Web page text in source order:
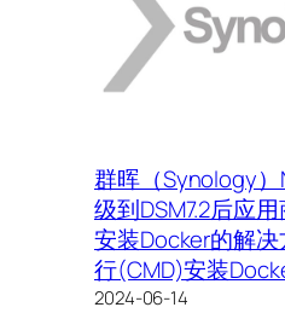
群晖（Synology）
级到DSM7.2后应
安装Docker的解
行(CMD)安装
2024-06-14